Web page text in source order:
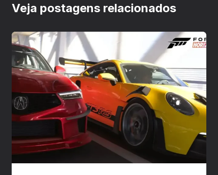
Veja postagens relacionados